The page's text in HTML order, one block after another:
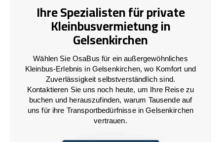
Ihre Spezialisten für private
Kleinbusvermietung in
Gelsenkirchen
Wählen Sie OsaBus für ein außergewöhnliches
Kleinbus-Erlebnis in Gelsenkirchen, wo Komfort und
Zuverlässigkeit selbstverständlich sind.
Kontaktieren Sie uns noch heute, um Ihre Reise zu
buchen und herauszufinden, warum Tausende auf
uns für ihre Transportbedürfnisse in Gelsenkirchen
vertrauen.